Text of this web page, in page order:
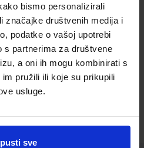
bismo personalizirali
značajke društvenih medija i
podatke o vašoj upotrebi
s partnerima za društvene
a oni ih mogu kombinirati s
pružili ili koje su prikupili
usluge.
sve
uključenim PDV-om.
62,50 € dostavljaju se
od 3,98 € s PDV-om ili
po cijeni od1,99 €.
koje se plaćaju
4,90 €
iznad 62,50 €